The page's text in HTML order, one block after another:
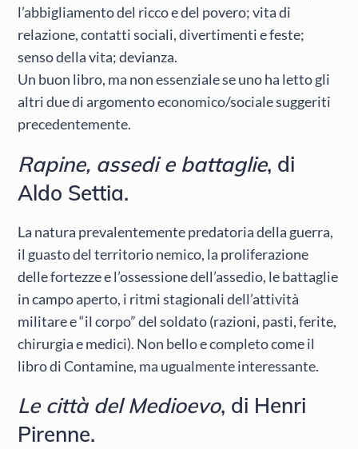
l’abbigliamento del ricco e del povero; vita di
relazione, contatti sociali, divertimenti e feste;
senso della vita; devianza.
Un buon libro, ma non essenziale se uno ha letto gli
altri due di argomento economico/sociale suggeriti
precedentemente.
Rapine, assedi e battaglie, di
Aldo Settia.
La natura prevalentemente predatoria della guerra,
il guasto del territorio nemico, la proliferazione
delle fortezze e l’ossessione dell’assedio, le battaglie
in campo aperto, i ritmi stagionali dell’attività
militare e “il corpo” del soldato (razioni, pasti, ferite,
chirurgia e medici). Non bello e completo come il
libro di Contamine, ma ugualmente interessante.
Le città del Medioevo, di Henri
Pirenne.